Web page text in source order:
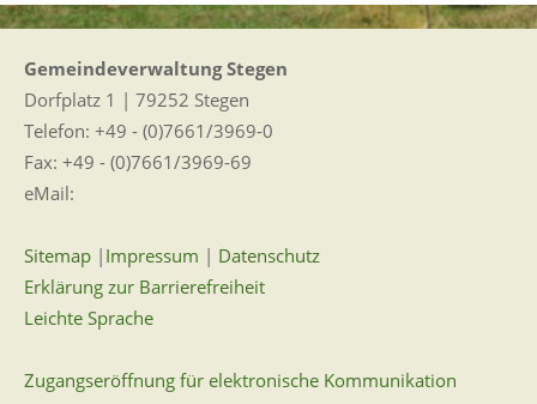
Gemeindeverwaltung Stegen
Dorfplatz 1 | 79252 Stegen
Telefon: +49 - (0)7661/3969-0
Fax: +49 - (0)7661/3969-69
eMail:
Sitemap | Impressum | Datenschutz
Erklärung zur Barrierefreiheit
Leichte Sprache
Zugangseröffnung für elektronische Kommunikation